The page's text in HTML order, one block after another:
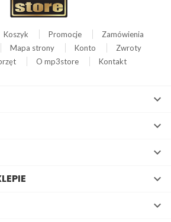
Koszyk Promocje
Zamówienia
Mapa strony Konto
Zwroty
O mp3store Kontakt




